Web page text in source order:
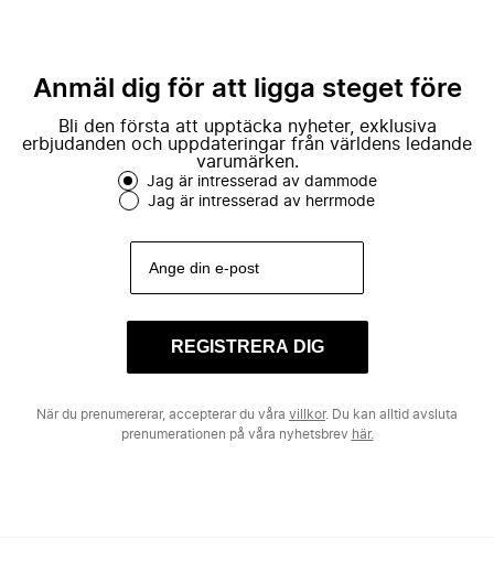
Anmäl dig för att ligga steget före
Bli den första att upptäcka nyheter, exklusiva
erbjudanden och uppdateringar från världens ledande
varumärken.
Jag är intresserad av dammode
Jag är intresserad av herrmode
REGISTRERA DIG
När du prenumererar, accepterar du våra villkor. Du kan alltid avsluta
prenumerationen på våra nyhetsbrev här.